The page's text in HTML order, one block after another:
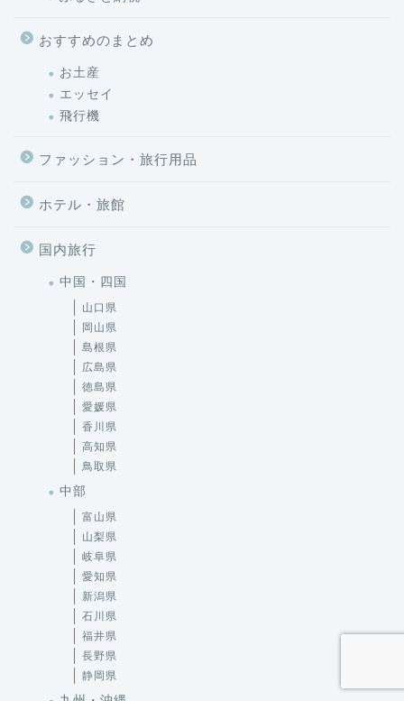
おすすめのまとめ
お土産
エッセイ
飛行機
ファッション・旅行用品
ホテル・旅館
国内旅行
中国・四国
山口県
岡山県
島根県
広島県
徳島県
愛媛県
香川県
高知県
鳥取県
中部
富山県
山梨県
岐阜県
愛知県
新潟県
石川県
福井県
長野県
静岡県